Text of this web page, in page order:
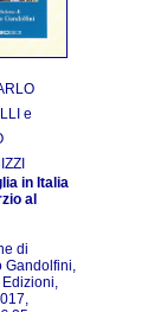
e
in Italia
al
di
Gandolfini,